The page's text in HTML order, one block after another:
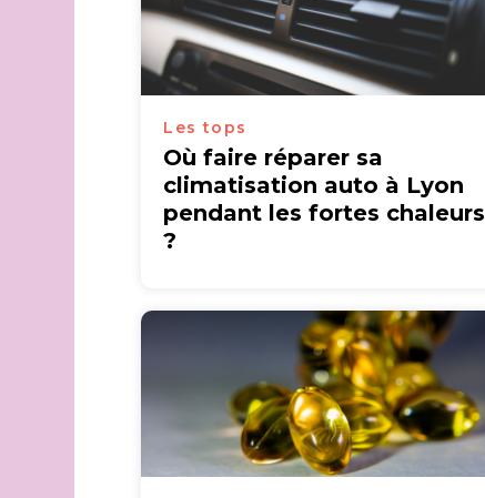
Les tops
Où faire réparer sa
climatisation auto à Lyon
pendant les fortes chaleurs
?